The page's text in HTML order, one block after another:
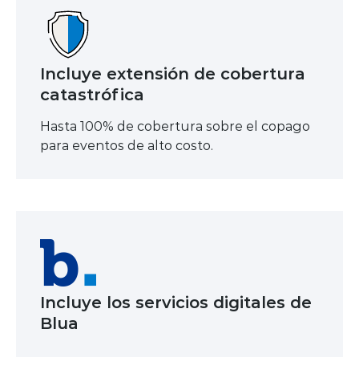
Incluye extensión de cobertura
catastrófica
Hasta 100% de cobertura sobre el copago
para eventos de alto costo.
Incluye los servicios digitales de
Blua